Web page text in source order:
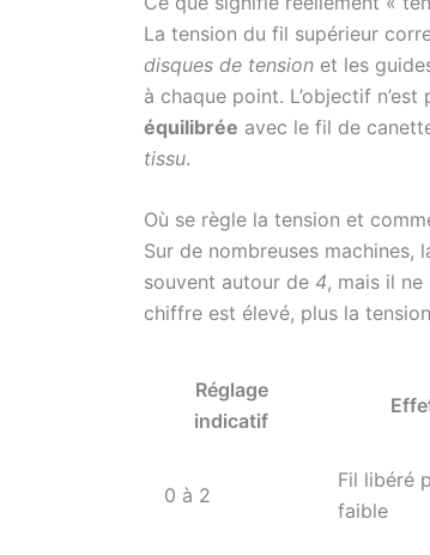
La tension du fil supérieur
disques de tension et les
à chaque point. L’objectif
équilibrée avec le fil de
tissu.
Où se règle la tension et
Sur de nombreuses machines,
souvent autour de 4, mais il ne
chiffre est élevé, plus la
Réglage
indicatif
0 à 2
Fil libéré
faible